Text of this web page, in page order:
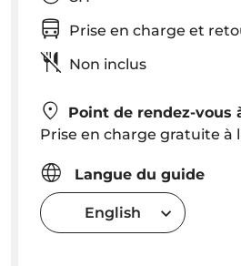
Prise en charge et
Non inclus
Point de rendez-vous
Prise en charge gratuite à l'hôtel autour de Funchal 8h30 heure de Caniço 8h00 - Heure de prise
Langue du guide
English